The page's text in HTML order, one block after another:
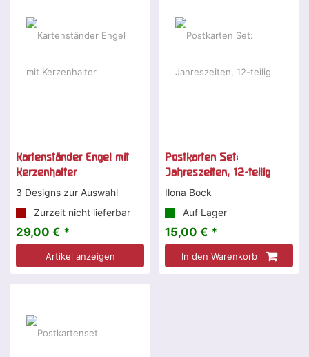
Kartenständer Engel mit
Kerzenhalter
3 Designs zur Auswahl
Zurzeit nicht lieferbar
29,00 € *
Artikel anzeigen
Postkarten Set:
Jahreszeiten, 12-teilig
Ilona Bock
Auf Lager
15,00 € *
In den Warenkorb